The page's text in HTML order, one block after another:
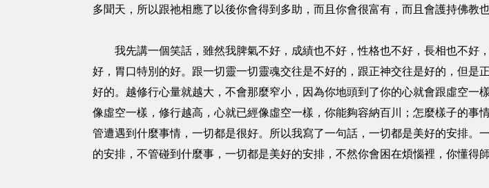
多聞天，所以跟祂相應了以後你會得到多助，而且你會很富有，而且會護持佛教
我先講一個笑話，雖然我脾氣不好，成績也不好，性格也不好，長相也不好
好，胃口特別的好。跟一切靈一切靈魂交往是不好的，跟正神交往是好的，但
好的。越修行心量就越大，不會那麼窄小，因為你地頭到了你的心就會跟虛空
像虛空一樣，修行越高，心就已經像虛空一樣，你能夠容納百川；怎麼樣子的
管遭遇到什麼事情，一切都是很好。所以我寫了一句話，一切都是美好的安排
的安排，不管碰到什麼事，一切都是美好的安排，不然你會困在煩惱裡，你懂得